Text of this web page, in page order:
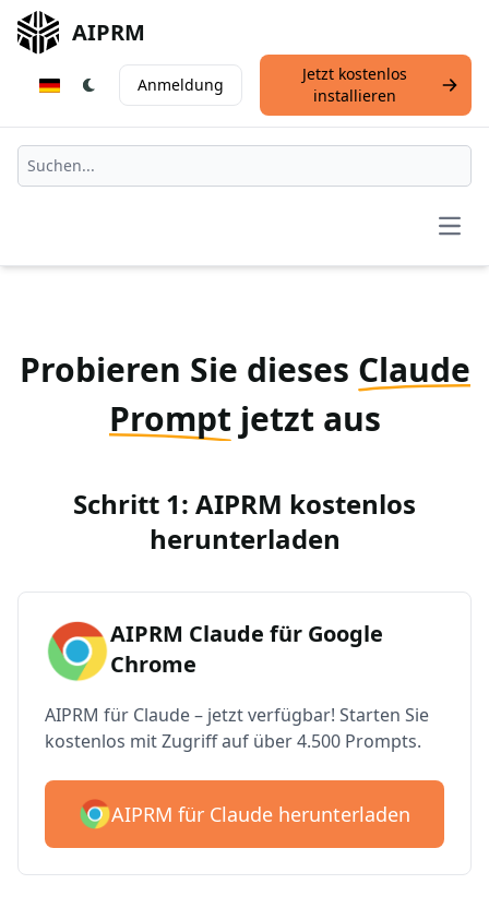
AIPRM
Anmeldung
Jetzt kostenlos
installieren
Probieren Sie dieses Claude
Prompt jetzt aus
Schritt 1: AIPRM kostenlos
herunterladen
AIPRM Claude für Google
Chrome
AIPRM für Claude – jetzt verfügbar! Starten Sie
kostenlos mit Zugriff auf über 4.500 Prompts.
AIPRM für Claude herunterladen